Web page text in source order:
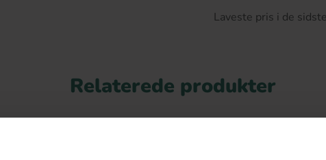
Laveste pris i de
Relaterede produkter